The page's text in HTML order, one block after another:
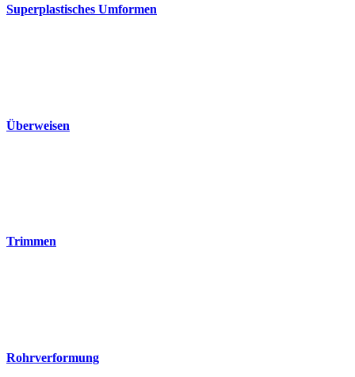
Superplastisches Umformen
Überweisen
Trimmen
Rohrverformung